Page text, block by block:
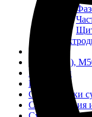
Лебедка
М400 (401),
Пускатели
Разное
Светильники
Сигнализация